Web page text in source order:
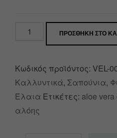
ΠΡΟΣΘΉΚΗ ΣΤΟ
Κωδικός προϊόντος: VEL-
Καλλυντικά, Σαπούνια,
Έλαια Ετικέτες: aloe vera
αλόης